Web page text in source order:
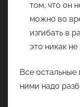
том, что он
можно во
изгибать в
это никак
Все остальные
ними надо